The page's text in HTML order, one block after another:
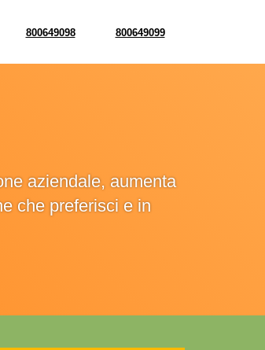
800649098 800649099
aziendale, aumenta
che preferisci e in